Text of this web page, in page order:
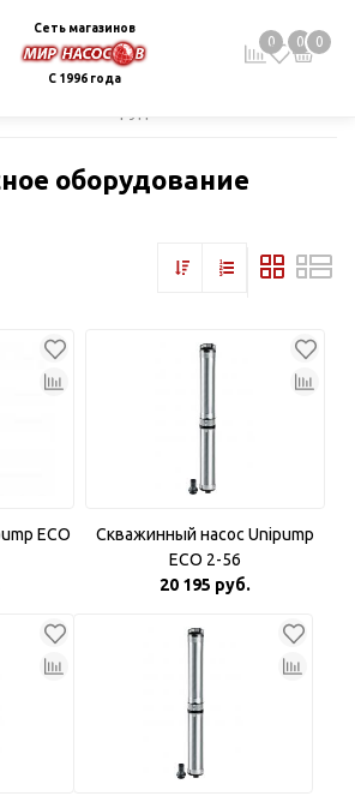
Сеть магазинов
С 1996 года
0 0 0
оборудование
ECO
Скважинный насос Unipump
ECO 2-56
20 195 руб.